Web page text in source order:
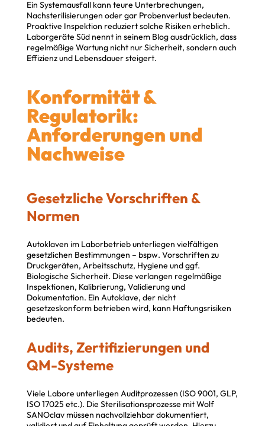
Ein Systemausfall kann teure Unterbrechungen,
Nachsterilisierungen oder gar Probenverlust bedeuten.
Proaktive Inspektion reduziert solche Risiken erheblich.
Laborgeräte Süd nennt in seinem Blog ausdrücklich, dass
regelmäßige Wartung nicht nur Sicherheit, sondern auch
Effizienz und Lebensdauer steigert.
Konformität &
Regulatorik:
Anforderungen und
Nachweise
Gesetzliche Vorschriften &
Normen
Autoklaven im Laborbetrieb unterliegen vielfältigen
gesetzlichen Bestimmungen – bspw. Vorschriften zu
Druckgeräten, Arbeitsschutz, Hygiene und ggf.
Biologische Sicherheit. Diese verlangen regelmäßige
Inspektionen, Kalibrierung, Validierung und
Dokumentation. Ein Autoklave, der nicht
gesetzeskonform betrieben wird, kann Haftungsrisiken
bedeuten.
Audits, Zertifizierungen und
QM-Systeme
Viele Labore unterliegen Auditprozessen (ISO 9001, GLP,
ISO 17025 etc.). Die Sterilisationsprozesse mit Wolf
SANOclav müssen nachvollziehbar dokumentiert,